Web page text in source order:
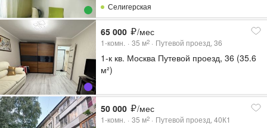
Селигерская
65 000 /мес
1-комн. 35 м2 Путевой проезд, 36
1-к кв. Москва Путевой проезд, 36 (35.6
м²)
50 000 /мес
1-комн. 35 м2 Путевой проезд, 40К1